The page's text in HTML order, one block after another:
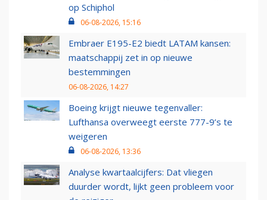
op Schiphol
06-08-2026, 15:16
Embraer E195-E2 biedt LATAM kansen:
maatschappij zet in op nieuwe
bestemmingen
06-08-2026, 14:27
Boeing krijgt nieuwe tegenvaller:
Lufthansa overweegt eerste 777-9’s te
weigeren
06-08-2026, 13:36
Analyse kwartaalcijfers: Dat vliegen
duurder wordt, lijkt geen probleem voor